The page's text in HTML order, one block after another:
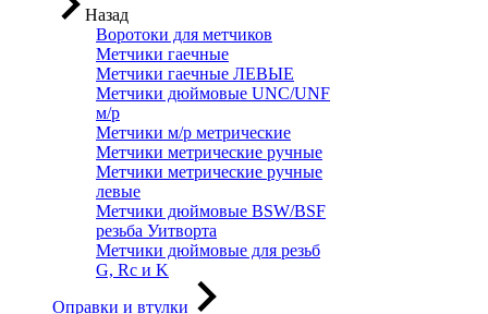
Назад
Воротоки для метчиков
Метчики гаечные
Метчики гаечные ЛЕВЫЕ
Метчики дюймовые UNC/UNF
м/р
Метчики м/р метрические
Метчики метрические ручные
Метчики метрические ручные
левые
Метчики дюймовые BSW/BSF
резьба Уитворта
Метчики дюймовые для резьб
G, Rc и K
Оправки и втулки